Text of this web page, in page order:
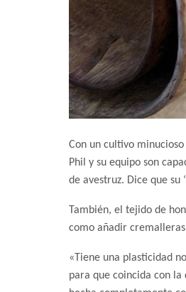
Con un cultivo
Phil y su equipo son
de avestruz. Dice que
También, el tejido de
como añadir
«Tiene una plasticidad
para que coincida con